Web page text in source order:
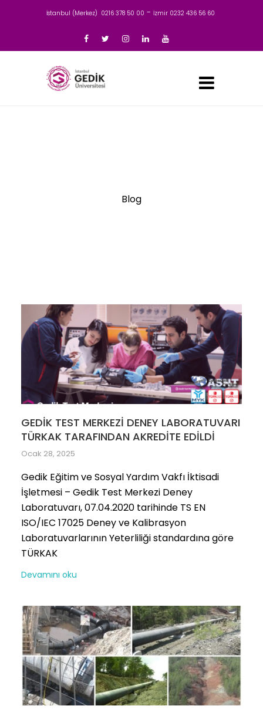
İstanbul (Merkez) 0216 378 50 00 - İzmir 0232 436 56 60
Blog
GEDİK TEST MERKEZİ DENEY LABORATUVARI
TÜRKAK TARAFINDAN AKREDİTE EDİLDİ
Ocak 28, 2025
Gedik Eğitim ve Sosyal Yardım Vakfı İktisadi
İşletmesi – Gedik Test Merkezi Deney
Laboratuvarı, 07.04.2020 tarihinde TS EN
ISO/IEC 17025 Deney ve Kalibrasyon
Laboratuvarlarının Yeterliliği standardına göre
TÜRKAK
Devamını oku